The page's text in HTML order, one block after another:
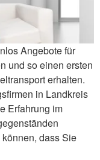
Angebote für
und so einen ersten
erhalten.
in Landkreis
Erfahrung im
dass Sie